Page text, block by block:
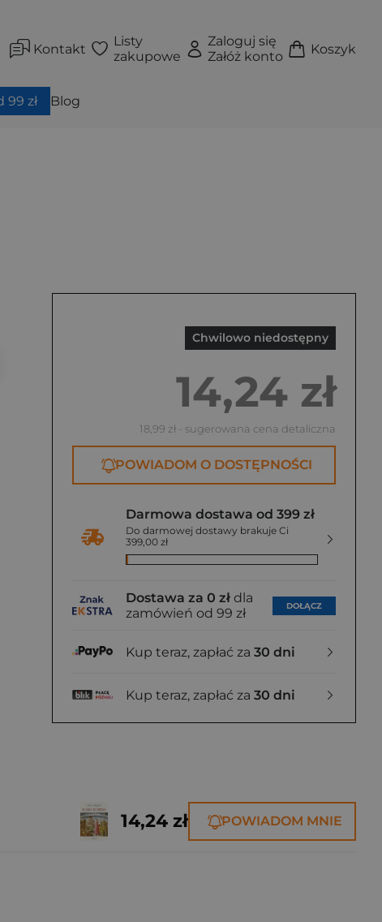
Kontakt
Listy
zakupowe
Zaloguj się
Załóż konto
Koszyk
zł Blog
Chwilowo niedostępny
14,24 zł
18,99 zł - sugerowana cena detaliczna
POWIADOM O DOSTĘPNOŚCI
Darmowa dostawa od 399 zł
Do darmowej dostawy brakuje Ci
399,00 zł
Dostawa za 0 zł dla
zamówień od 99 zł
DOŁĄCZ
Kup teraz, zapłać za 30 dni
Kup teraz, zapłać za 30 dni
Książka
27,76 zł
14,24 zł POWIADOM MNIE